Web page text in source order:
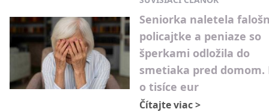
Seniorka naletela
policajtke a peniaze so
šperkami odložila do
smetiaka pred domom.
o tisíce eur
Čítajte viac>